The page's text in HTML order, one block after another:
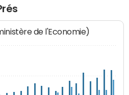
de l'Economie)